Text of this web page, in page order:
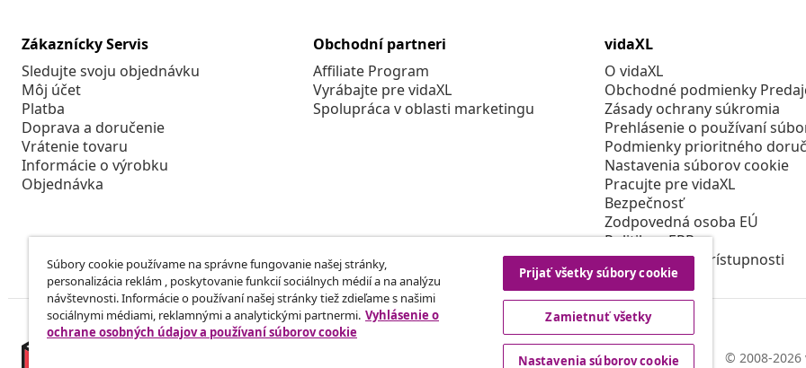
Zákaznícky Servis
Sledujte svoju objednávku
Môj účet
Platba
Doprava a doručenie
Vrátenie tovaru
Informácie o výrobku
Objednávka
Obchodní partneri
Affiliate Program
Vyrábajte pre vidaXL
Spolupráca v oblasti marketingu
vidaXL
O vidaXL
Obchodné podmienky
Zásady ochrany súkromia
Prehlásenie o používaní
Podmienky prioritného
Nastavenia súborov cookie
Pracujte pre vidaXL
Bezpečnosť
Zodpovedná osoba EÚ
Politikou EPR
Prehlásenie o prístupnosti
© 2008-2026
Súbory cookie používame na správne fungovanie našej stránky,
personalizácia reklám , poskytovanie funkcií sociálnych médií a na analýzu
návštevnosti. Informácie o používaní našej stránky tiež zdieľame s našimi
sociálnymi médiami, reklamnými a analytickými partnermi. Vyhlásenie o
ochrane osobných údajov a používaní súborov cookie
Prijať všetky súbory cookie
Zamietnuť všetky
Nastavenia súborov cookie